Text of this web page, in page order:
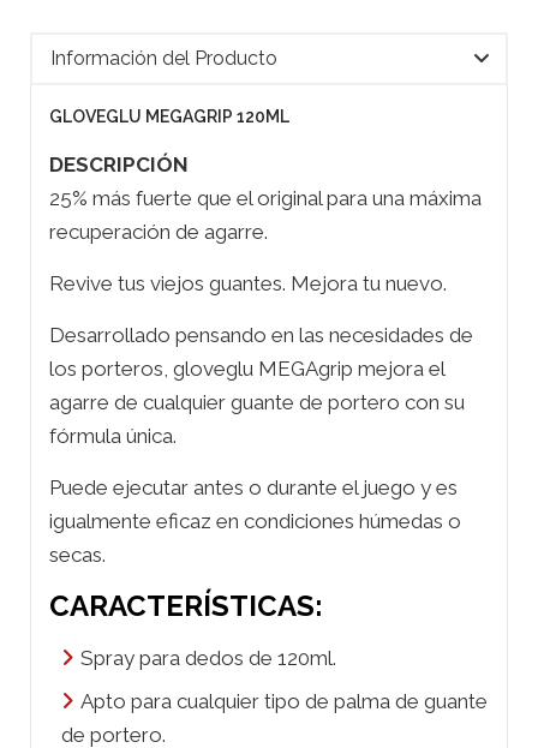
Información del Producto
GLOVEGLU MEGAGRIP 120ML
DESCRIPCIÓN
25% más fuerte que el original para una máxima
recuperación de agarre.
Revive tus viejos guantes. Mejora tu nuevo.
Desarrollado pensando en las necesidades de
los porteros, gloveglu MEGAgrip mejora el
agarre de cualquier guante de portero con su
fórmula única.
Puede ejecutar antes o durante el juego y es
igualmente eficaz en condiciones húmedas o
secas.
CARACTERÍSTICAS:
Spray para dedos de 120ml.
Apto para cualquier tipo de palma de guante
de portero.